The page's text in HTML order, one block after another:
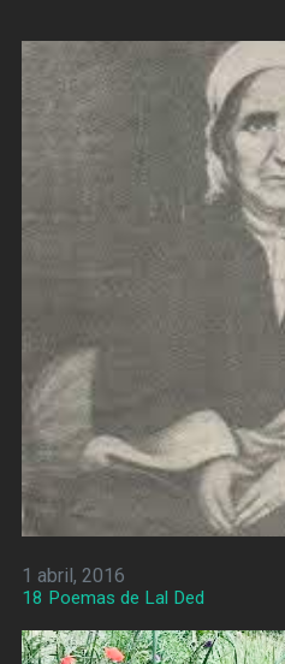
1 abril, 2016
18 Poemas de Lal Ded